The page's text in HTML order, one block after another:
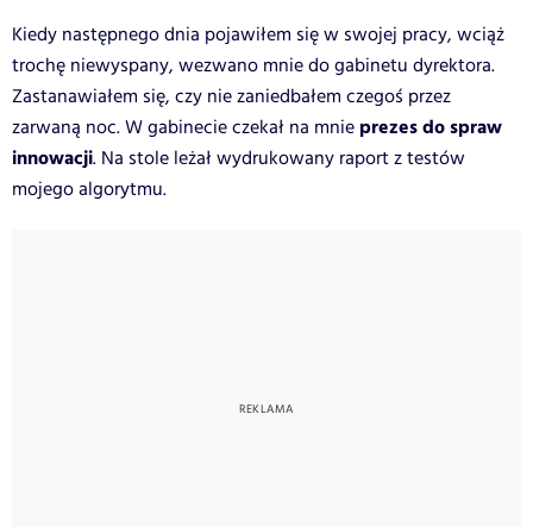
Kiedy następnego dnia pojawiłem się w swojej pracy, wciąż
trochę niewyspany, wezwano mnie do gabinetu dyrektora.
Zastanawiałem się, czy nie zaniedbałem czegoś przez
zarwaną noc. W gabinecie czekał na mnie prezes do spraw
innowacji. Na stole leżał wydrukowany raport z testów
mojego algorytmu.